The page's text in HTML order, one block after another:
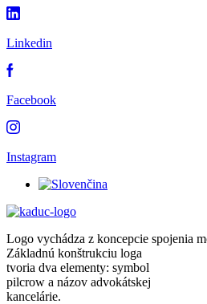
Linkedin
Facebook
Instagram
Logo vychádza z koncepcie spojenia
Základnú konštrukciu loga
tvoria dva elementy: symbol
pilcrow a názov advokátskej
kancelárie.